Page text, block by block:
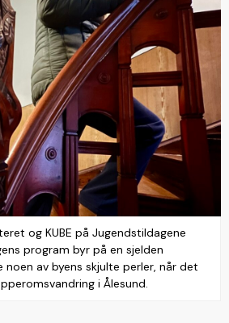
og KUBE på Jugendstildagene
program byr på en sjelden
noen av byens skjulte perler, når det
i Ålesund.